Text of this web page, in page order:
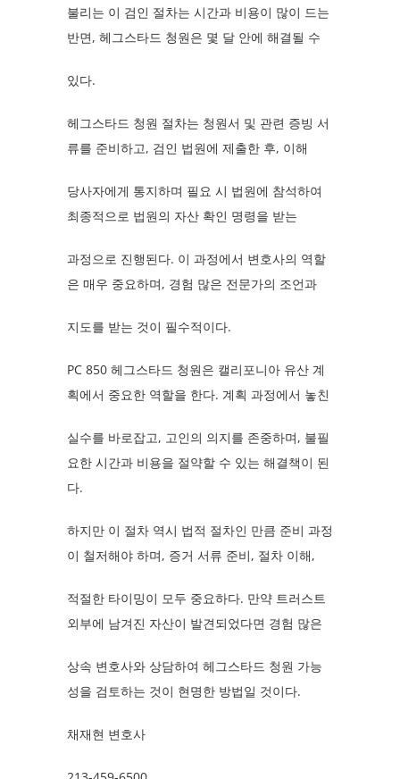
불리는 이 검인 절차는 시간과 비용이 많이 드는
반면, 헤그스타드 청원은 몇 달 안에 해결될 수
있다.
헤그스타드 청원 절차는 청원서 및 관련 증빙 서
류를 준비하고, 검인 법원에 제출한 후, 이해
당사자에게 통지하며 필요 시 법원에 참석하여
최종적으로 법원의 자산 확인 명령을 받는
과정으로 진행된다. 이 과정에서 변호사의 역할
은 매우 중요하며, 경험 많은 전문가의 조언과
지도를 받는 것이 필수적이다.
PC 850 헤그스타드 청원은 캘리포니아 유산 계
획에서 중요한 역할을 한다. 계획 과정에서 놓친
실수를 바로잡고, 고인의 의지를 존중하며, 불필
요한 시간과 비용을 절약할 수 있는 해결책이 된
다.
하지만 이 절차 역시 법적 절차인 만큼 준비 과정
이 철저해야 하며, 증거 서류 준비, 절차 이해,
적절한 타이밍이 모두 중요하다. 만약 트러스트
외부에 남겨진 자산이 발견되었다면 경험 많은
상속 변호사와 상담하여 헤그스타드 청원 가능
성을 검토하는 것이 현명한 방법일 것이다.
채재현 변호사